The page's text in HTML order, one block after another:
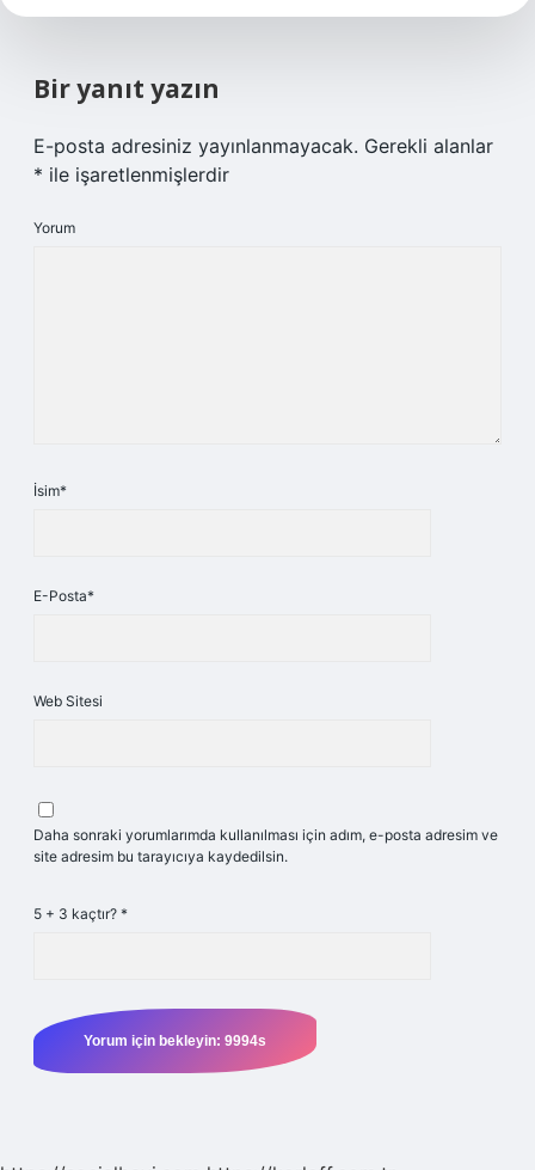
Bir yanıt yazın
E-posta adresiniz yayınlanmayacak. Gerekli alanlar
* ile işaretlenmişlerdir
Yorum
İsim*
E-Posta*
Web Sitesi
Daha sonraki yorumlarımda kullanılması için adım, e-posta adresim ve
site adresim bu tarayıcıya kaydedilsin.
5 + 3 kaçtır? *